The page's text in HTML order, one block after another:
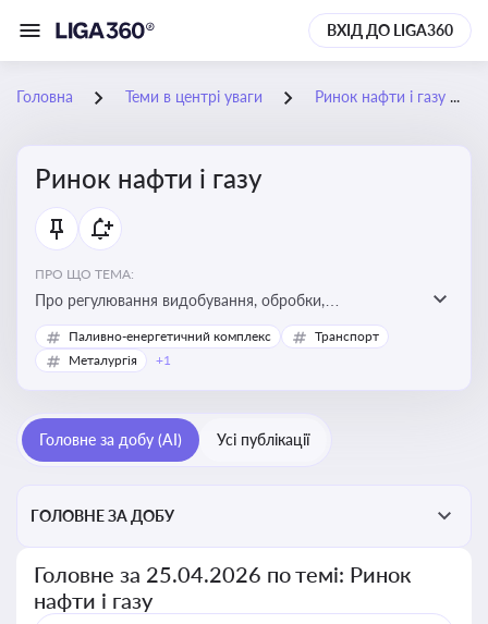
ВХІД ДО LIGA360
Головна Теми в центрі уваги Ринок нафти і газу
Ринок нафти і газу
ПРО ЩО ТЕМА:
Про регулювання видобування, обробки,
транспортування та реалізації нафти й природного
газу, що критично важливо для енергетичної безпеки,
Паливно-енергетичний комплекс
Транспорт
Металургія
+1
Головне за добу (AI) Усі публікації
ГОЛОВНЕ ЗА ДОБУ
Головне за 25.04.2026 по темі: Ринок
нафти і газу